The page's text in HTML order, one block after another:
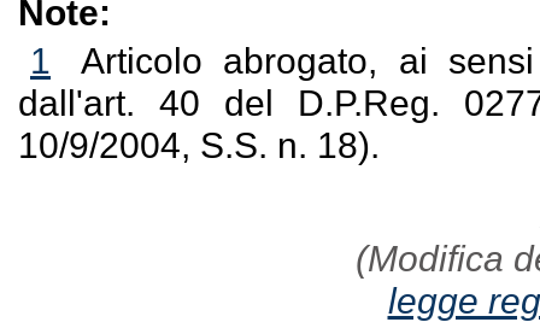
Note:
1
Articolo abrogato, ai
dall'art. 40 del D.P.Reg.
10/9/2004, S.S. n. 18).
(Modifica
legge